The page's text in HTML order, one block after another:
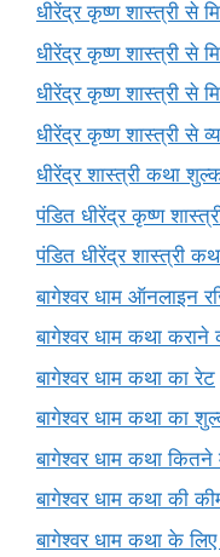
धीरेंद्र कृष्ण शास्त्री
धीरेंद्र कृष्ण शास्त्री से
धीरेंद्र कृष्ण शास्त्री से
धीरेंद्र कृष्ण शास्त्री से
धीरेंद्र शास्त्री कथा
पंडित धीरेंद्र कृष्ण
पंडित धीरेंद्र शास्त्री
बागेश्वर धाम ऑनलाइन
बागेश्वर धाम कथा कराने
बागेश्वर धाम कथा का रेट
बागेश्वर धाम कथा का
बागेश्वर धाम कथा कितने
बागेश्वर धाम कथा की
बागेश्वर धाम कथा के